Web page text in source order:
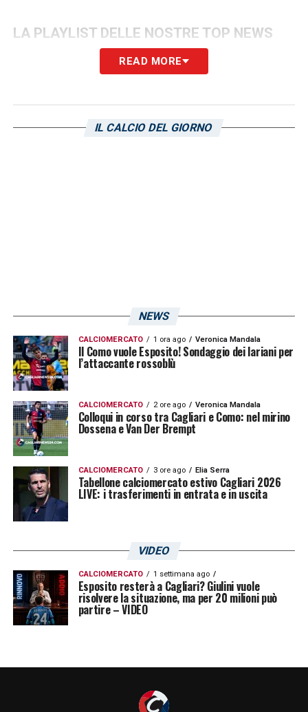
LA PLAYLIST DELLE NOSTRE TOP NEWS
READ MORE
IL CALCIO DEL GIORNO
NEWS
CALCIOMERCATO 1 ora ago Veronica Mandala
Il Como vuole Esposito! Sondaggio dei lariani per
l’attaccante rossoblù
CALCIOMERCATO 2 ore ago Veronica Mandala
Colloqui in corso tra Cagliari e Como: nel mirino
Dossena e Van Der Brempt
CALCIOMERCATO 3 ore ago Elia Serra
Tabellone calciomercato estivo Cagliari 2026
LIVE: i trasferimenti in entrata e in uscita
VIDEO
CALCIOMERCATO 1 settimana ago
Esposito resterà a Cagliari? Giulini vuole
risolvere la situazione, ma per 20 milioni può
partire – VIDEO